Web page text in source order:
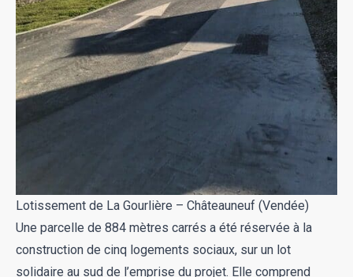
Lotissement de La Gourlière – Châteauneuf (Vendée)
Une parcelle de 884 mètres carrés a été réservée à la
construction de cinq logements sociaux, sur un lot
solidaire au sud de l’emprise du projet. Elle comprend